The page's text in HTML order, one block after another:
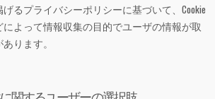
るプライバシーポリシーに基づいて、Cookie
よって情報収集の目的でユーザの情報が取
ります。